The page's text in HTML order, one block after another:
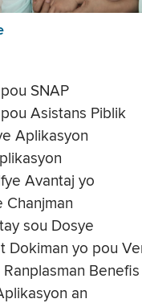
SNAP
Asistans Piblik
Aplikasyon
Avantaj yo
Chanjman
sou Dosye
Dokiman yo pou
Ranplasman
an